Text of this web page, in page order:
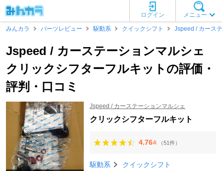
メニュー
ログイン
みんカラ
パーツレビュー 駆動系 クイックシフト Jspeed / カース
Jspeed / カーステーションマルシェ
クリックシフターフルキットの評価・
評判・口コミ
Jspeed / カーステーションマルシェ
クリックシフターフルキット
4.76点 （51件）
駆動系 クイックシフト